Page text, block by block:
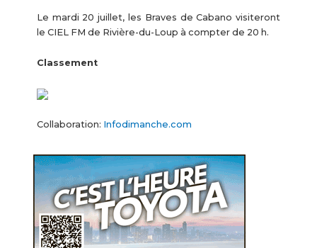
Le mardi 20 juillet, les Braves de Cabano visiteront
le CIEL FM de Rivière-du-Loup à compter de 20 h.
Classement
Collaboration: Infodimanche.com